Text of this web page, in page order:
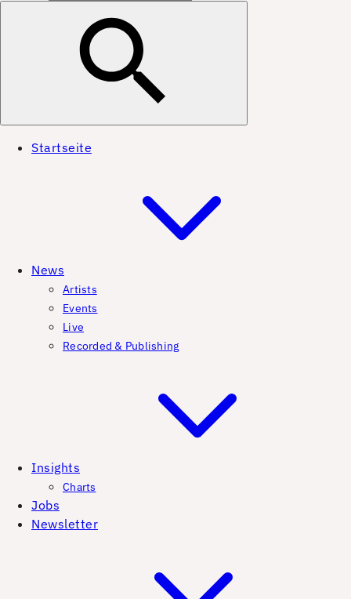
Startseite
News
Artists
Events
Live
Recorded & Publishing
Insights
Charts
Jobs
Newsletter